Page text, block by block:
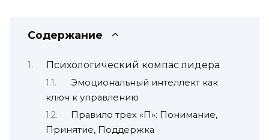
Содержание
Психологический компас лидера
Эмоциональный интеллект как
ключ к управлению
Правило трех «П»: Понимание,
Принятие, Поддержка